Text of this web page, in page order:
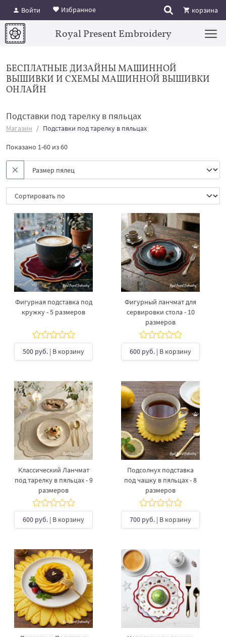
Войти Избранное корзина
Royal Present Embroidery
БЕСПЛАТНЫЕ ДИЗАЙНЫ МАШИННОЙ
ВЫШИВКИ И СХЕМЫ МАШИННОЙ ВЫШИВКИ
ОНЛАЙН
Подставки под тарелку в пяльцах
Магазин Подставки под тарелку в пяльцах
Показано 1-60 из 60
Фигурная подставка под
кружку - 5 размеров
500 руб. | В корзину
Фигурный ланчмат для
сервировки стола - 10
размеров
600 руб. | В корзину
Классический Ланчмат
под тарелку в пяльцах - 9
размеров
600 руб. | В корзину
Подсолнух подставка
под чашку в пяльцах - 8
размеров
700 руб. | В корзину